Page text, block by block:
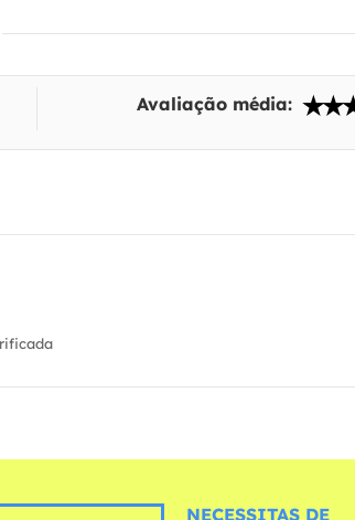
Avaliação média:
NECESSITAS DE